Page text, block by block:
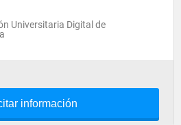
Universitaria Digital de
información